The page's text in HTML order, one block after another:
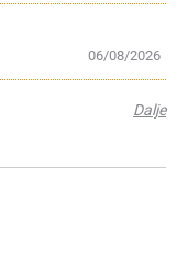
06/08/2026
Dalje